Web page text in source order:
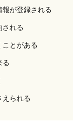
が登録される
される
ことがある
る
えられる